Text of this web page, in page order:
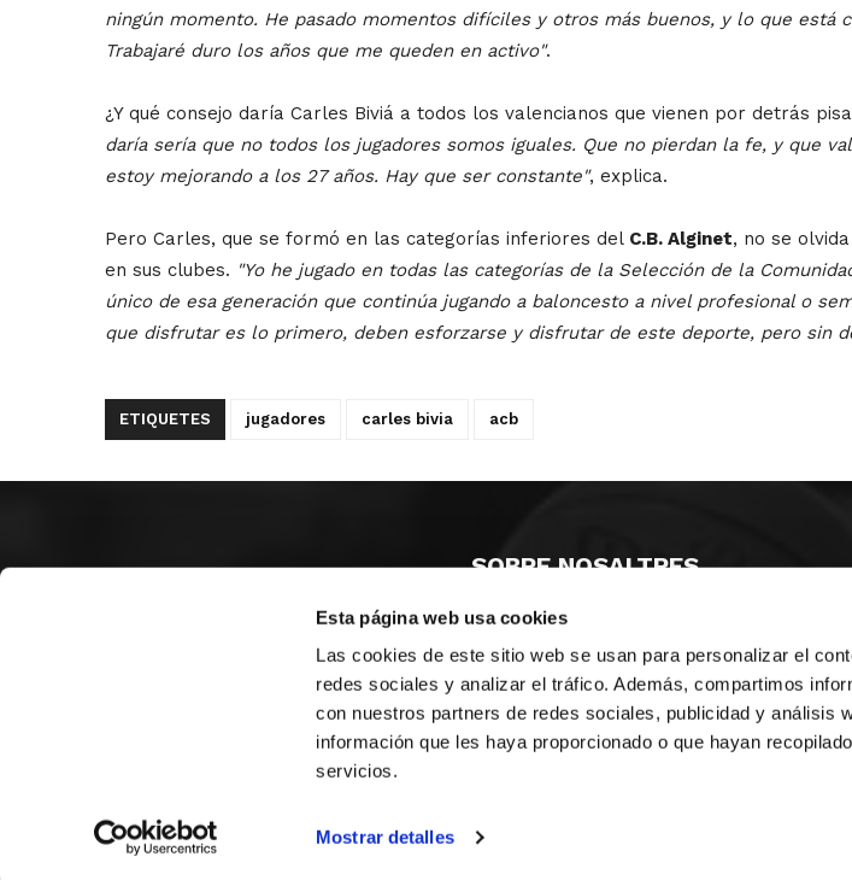
Esta página web usa cookies
Las cookies de este sitio web se usan para personalizar el
redes sociales y analizar el tráfico. Además, compartimos
con nuestros partners de redes sociales, publicidad y análisis
información que les haya proporcionado o que hayan
servicios.
Mostrar detalles
ningún momento. He pasado momentos difíciles y otros más buenos, y lo que está
Trabajaré duro los años que me queden en activo".
¿Y qué consejo daría Carles Biviá a todos los valencianos que vienen por detrás
daría sería que no todos los jugadores somos iguales. Que no pierdan la fe, y que
estoy mejorando a los 27 años. Hay que ser constante", explica.
Pero Carles, que se formó en las categorías inferiores del C.B. Alginet, no se
en sus clubes. "Yo he jugado en todas las categorías de la Selección de la
único de esa generación que continúa jugando a baloncesto a nivel profesional o
que disfrutar es lo primero, deben esforzarse y disfrutar de este deporte, pero sin
ETIQUETES jugadores carles bivia acb
SOBRE NOSALTRES
CASTELLÓ
VALÈNCIA
MONESTIR DE POBLET 14 1ª 3º
ALACANT
CIUDAD DE MATANZAS 12
fbcv@fbcv.es
© FEDERACIÓN BALONCESTO COMUNIDAD VALENCIANA